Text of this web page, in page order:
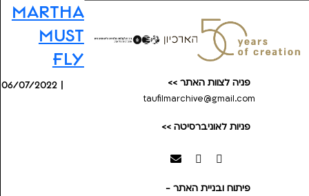
Martha
must
fly
06/07/2022 |
פיתוח ובניית האתר -
פניות לאוניברסיטה >>
פניה לצוות האתר >>
taufilmarchive@gmail.com